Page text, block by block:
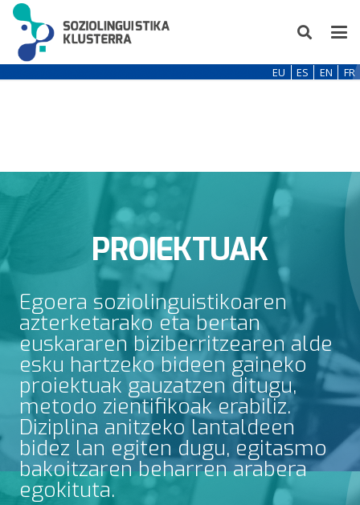
EU ES EN FR
PROIEKTUAK
Egoera soziolinguistikoaren
azterketarako eta bertan
euskararen biziberritzearen alde
esku hartzeko bideen gaineko
proiektuak gauzatzen ditugu,
metodo zientifikoak erabiliz.
Diziplina anitzeko lantaldeen
bidez lan egiten dugu, egitasmo
bakoitzaren beharren arabera
egokituta.